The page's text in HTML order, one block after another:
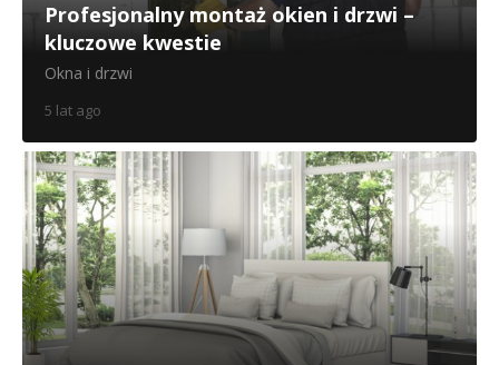
Profesjonalny montaż okien i drzwi –
kluczowe kwestie
Okna i drzwi
5 lat ago